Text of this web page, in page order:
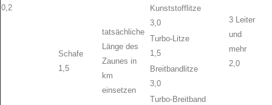
0,2
Schafe
1,5
tatsächliche
Länge des
Zaunes in
km
einsetzen
Kunststofflitze
3,0
3 Leiter
und
mehr
2,0
Turbo-Litze
1,5
Breitbandlitze
3,0
Turbo-Breitband